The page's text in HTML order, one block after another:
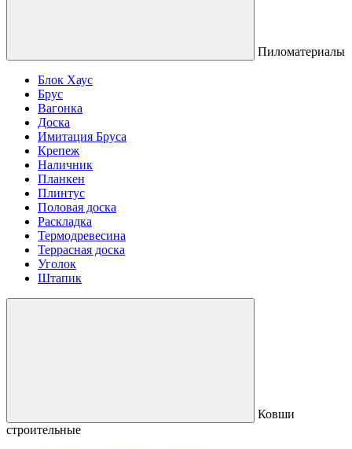
Пиломатериалы
Блок Хаус
Брус
Вагонка
Доска
Имитация Бруса
Крепеж
Наличник
Планкен
Плинтус
Половая доска
Раскладка
Термодревесина
Террасная доска
Уголок
Штапик
Ковши
строительные